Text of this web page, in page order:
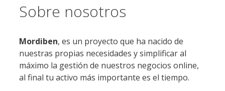
Sobre nosotros
Mordiben, es un proyecto que ha nacido de
nuestras propias necesidades y simplificar al
máximo la gestión de nuestros negocios online,
al final tu activo más importante es el tiempo.